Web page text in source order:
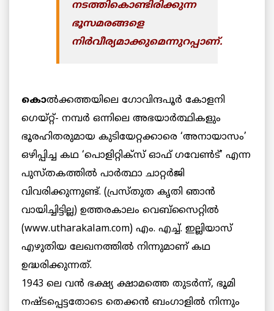
നടത്തികൊണ്ടിരിക്കുന്ന
ഭൂസമരങ്ങളെ
നിര്‍വീര്യമാക്കുമെന്നുറപ്പാണ്.
കൊല്‍ക്കത്തയിലെ ഗോവിന്ദപൂര്‍ കോളനി
ഗെയ്റ്റ്- നമ്പര്‍ ഒന്നിലെ അഭയാര്‍ത്ഥികളും
ഭൂരഹിതരുമായ കുടിയേറ്റക്കാരെ ‘അനായാസം’
ഒഴിപ്പിച്ച കഥ ‘പൊളിറ്റിക്സ് ഓഫ് ഗവേണ്‍ട്’ എന്ന
പുസ്തകത്തില്‍ പാര്‍ത്ഥാ ചാറ്റര്‍ജി
വിവരിക്കുന്നുണ്ട്. (പ്രസ്തുത കൃതി ഞാന്‍
വായിച്ചിട്ടില്ല) ഉത്തരകാലം വെബ്സൈറ്റില്‍
(www.utharakalam.com) എം. എച്ച്. ഇല്ലിയാസ്
എഴുതിയ ലേഖനത്തില്‍ നിന്നുമാണ് കഥ
ഉദ്ധരിക്കുന്നത്.
1943 ലെ വന്‍ ഭക്ഷ്യ ക്ഷാമത്തെ തുടര്‍ന്ന്, ഭൂമി
നഷ്ടപ്പെട്ടതോടെ തെക്കന്‍ ബംഗാളില്‍ നിന്നും